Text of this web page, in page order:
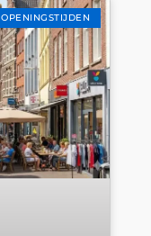
OPENINGSTIJDEN